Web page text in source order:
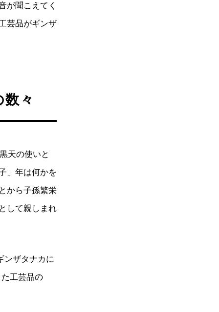
が聞こえてく
芸品がギンザ
々
天の使いと
」年は何かを
から子孫繁栄
して親しまれ
ンザタナカに
工芸品の